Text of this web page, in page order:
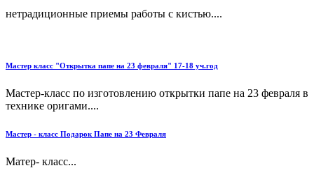
нетрадиционные приемы работы с кистью....
Мастер класс "Открытка папе на 23 февраля" 17-18 уч.год
Мастер-класс по изготовлению открытки папе на 23 февраля в
технике оригами....
Мастер - класс Подарок Папе на 23 Февраля
Матер- класс...